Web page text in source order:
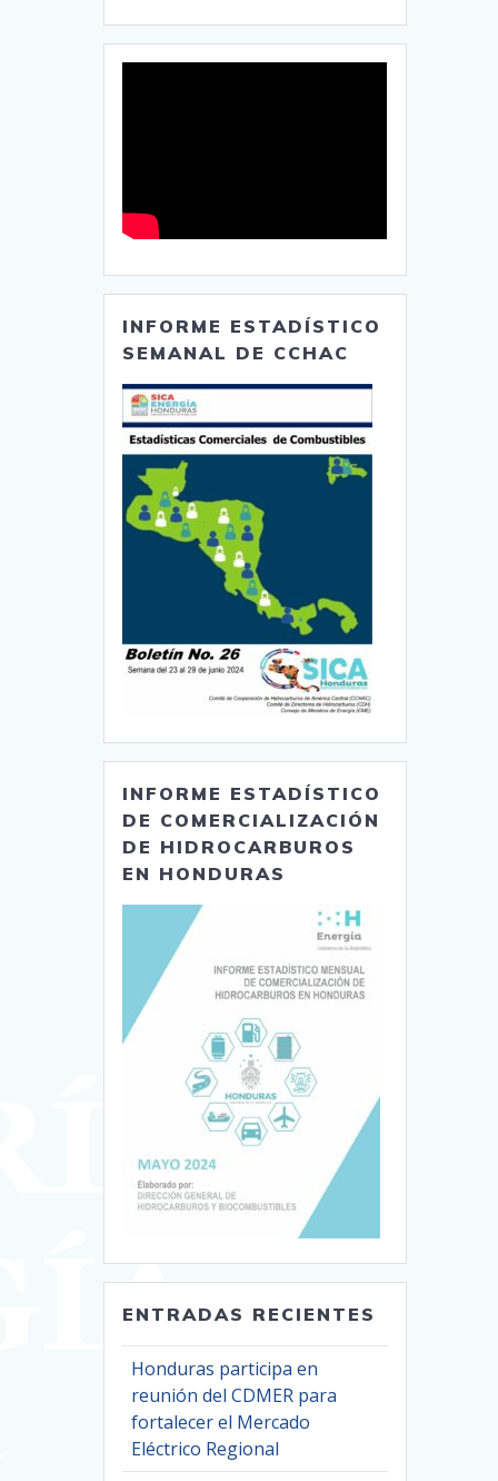
INFORME ESTADÍSTICO
SEMANAL DE CCHAC
INFORME ESTADÍSTICO
DE COMERCIALIZACIÓN
DE HIDROCARBUROS
EN HONDURAS
ENTRADAS RECIENTES
Honduras participa en
reunión del CDMER para
fortalecer el Mercado
Eléctrico Regional